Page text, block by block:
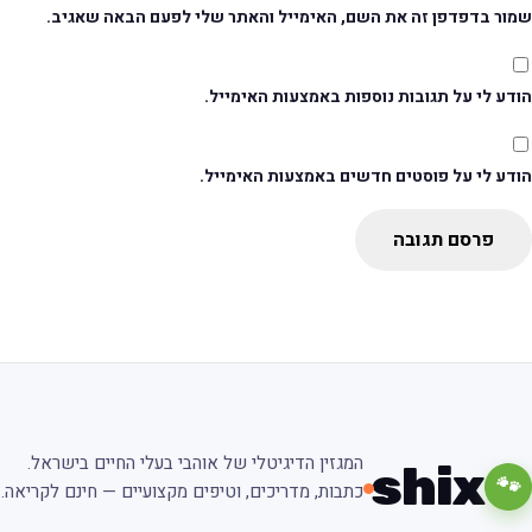
בדפדפן זה את השם, האימייל והאתר שלי לפעם הבאה שאגיב.
לי על תגובות נוספות באמצעות האימייל.
לי על פוסטים חדשים באמצעות האימייל.
פרסם תגובה
🐾
shix
המגזין הדיגיטלי של אוהבי בעלי החיים בישראל.
כתבות, מדריכים, וטיפים מקצועיים — חינם לקריאה.